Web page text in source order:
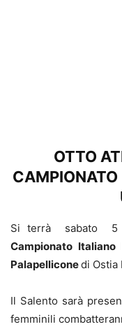
OTTO
CAMPIONATO
Si terrà sabato 5
Campionato
Palapelliconedi Ostia
Il Salento sarà
femminili